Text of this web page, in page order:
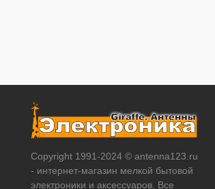
Copyright 1991-2024 © antenna123.ru
- интернет-магазин мелкой бытовой
электроники и аксессуаров. Все